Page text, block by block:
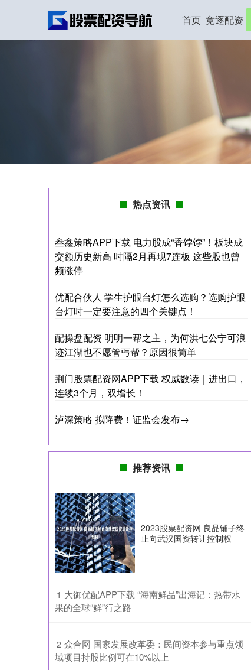
首页 竞逐配资
热点资讯
叁鑫策略APP下载 电力股成“香饽饽”！板块成
交额历史新高 时隔2月再现7连板 这些股也曾
频涨停
优配合伙人 学生护眼台灯怎么选购？选购护眼
台灯时一定要注意的四个关键点！
配操盘配资 明明一帮之主，为何洪七公宁可浪
迹江湖也不愿管丐帮？原因很简单
荆门股票配资网APP下载 权威数读｜进出口，
连续3个月，双增长！
泸深策略 拟降费！证监会发布→
推荐资讯
2023股票配资网 良品铺子终
止向武汉国资转让控制权
1 ​大御优配APP下载 “海南鲜品”出海记：热带水
果的全球“鲜”行之路
2 ​众合网 国家发展改革委：民间资本参与重点领
域项目持股比例可在10%以上